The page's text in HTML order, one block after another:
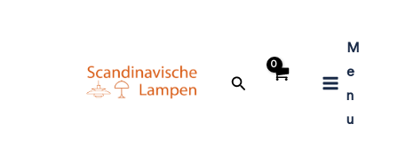
Rechercher
M
e
n
u